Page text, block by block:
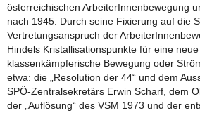
österreichischen ArbeiterInnenbewegung
nach 1945. Durch seine Fixierung auf die
Vertretungsanspruch der
Hindels Kristallisationspunkte für eine neue
klassenkämpferische Bewegung oder
etwa: die „Resolution der 44“ und dem
SPÖ-Zentralsekretärs Erwin Scharf, dem
der „Auflösung“ des VSM 1973 und der